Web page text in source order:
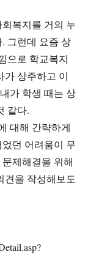
복지를 거의 누
그런데 요즘 상
으로 학교복지
가 상주하고 이
가 학생 때는 상
같다.
대해 간략하게
던 어려움이 무
제해결을 위해
견을 작성해보도